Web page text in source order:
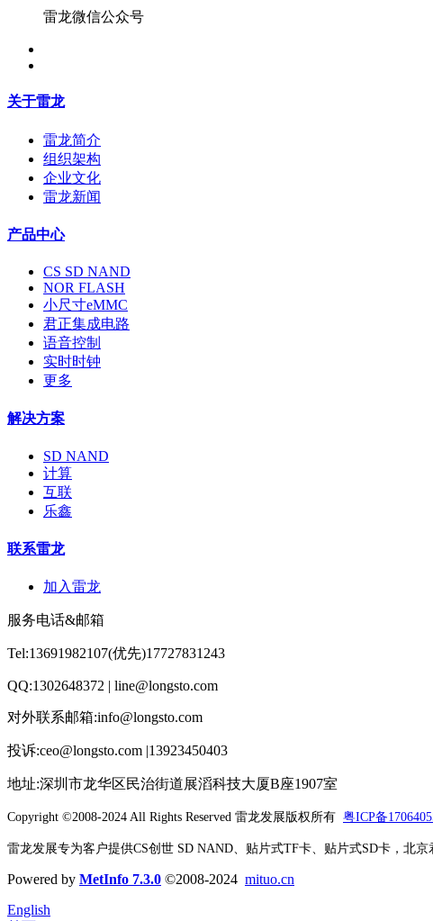
雷龙微信公众号
关于雷龙
雷龙简介
组织架构
企业文化
雷龙新闻
产品中心
CS SD NAND
NOR FLASH
小尺寸eMMC
君正集成电路
语音控制
实时时钟
更多
解决方案
SD NAND
计算
互联
乐鑫
联系雷龙
加入雷龙
服务电话&邮箱
Tel:13691982107(优先)17727831243
QQ:1302648372 | line@longsto.com
对外联系邮箱:info@longsto.com
投诉:ceo@longsto.com |13923450403
地址:深圳市龙华区民治街道展滔科技大厦B座1907室
Copyright ©2008-2024 All Rights Reserved 雷龙发展版权所有 粤ICP备
雷龙发展专为客户提供CS创世 SD NAND、贴片式TF卡、贴片式SD卡，北
Powered by MetInfo 7.3.0 ©2008-2024 mituo.cn
English